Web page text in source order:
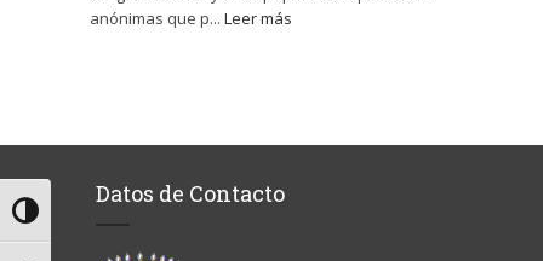
Alternar alto contraste
anónimas que p... Leer más
Datos de Contacto